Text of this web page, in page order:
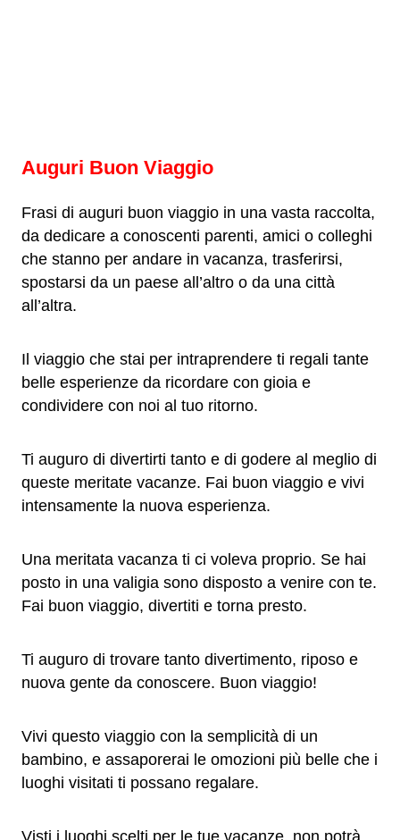
Auguri Buon Viaggio
Frasi di auguri buon viaggio in una vasta raccolta,
da dedicare a conoscenti parenti, amici o colleghi
che stanno per andare in vacanza, trasferirsi,
spostarsi da un paese all’altro o da una città
all’altra.
Il viaggio che stai per intraprendere ti regali tante
belle esperienze da ricordare con gioia e
condividere con noi al tuo ritorno.
Ti auguro di divertirti tanto e di godere al meglio di
queste meritate vacanze. Fai buon viaggio e vivi
intensamente la nuova esperienza.
Una meritata vacanza ti ci voleva proprio. Se hai
posto in una valigia sono disposto a venire con te.
Fai buon viaggio, divertiti e torna presto.
Ti auguro di trovare tanto divertimento, riposo e
nuova gente da conoscere. Buon viaggio!
Vivi questo viaggio con la semplicità di un
bambino, e assaporerai le omozioni più belle che i
luoghi visitati ti possano regalare.
Visti i luoghi scelti per le tue vacanze, non potrà